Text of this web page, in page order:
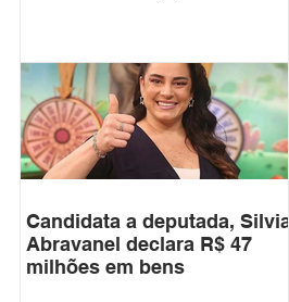
Candidata a deputada, Silvia
Abravanel declara R$ 47
milhões em bens